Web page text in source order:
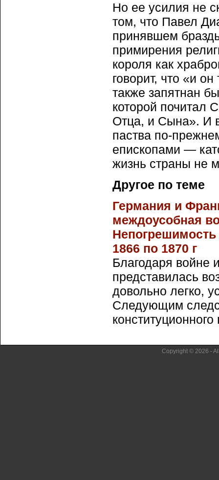
Но ее усилия не
том, что Павел
принявшем
примирения
короля как
говорит, что «и
также запятнан
которой
Отца, и Сына». И
паства по-
епископами —
жизнь страны не
Другое по теме
Германия и
междоусобная
1866 по 1870 г
Благодаря войне
представилась
довольно легко,
Следующим
конституционного
Copyright © 2026 -